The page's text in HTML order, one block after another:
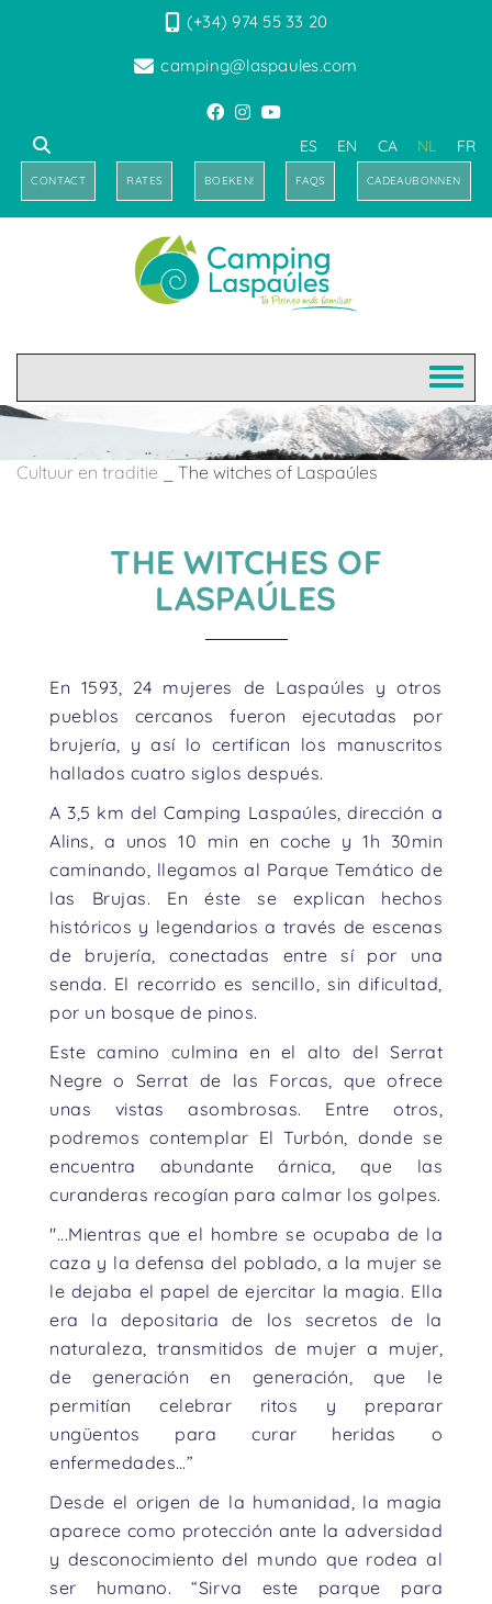
(+34) 974 55 33 20
camping@laspaules.com
ES EN CA NL FR
CONTACT RATES BOEKEN! FAQS CADEAUBONNEN
Cultuur en traditie The witches of Laspaúles
THE WITCHES OF
LASPAÚLES
En 1593, 24 mujeres de Laspaúles y otros
pueblos cercanos fueron ejecutadas por
brujería, y así lo certifican los manuscritos
hallados cuatro siglos después.
A 3,5 km del Camping Laspaúles, dirección a
Alins, a unos 10 min en coche y 1h 30min
caminando, llegamos al Parque Temático de
las Brujas. En éste se explican hechos
históricos y legendarios a través de escenas
de brujería, conectadas entre sí por una
senda. El recorrido es sencillo, sin dificultad,
por un bosque de pinos.
Este camino culmina en el alto del Serrat
Negre o Serrat de las Forcas, que ofrece
unas vistas asombrosas. Entre otros,
podremos contemplar El Turbón, donde se
encuentra abundante árnica, que las
curanderas recogían para calmar los golpes.
"...Mientras que el hombre se ocupaba de la
caza y la defensa del poblado, a la mujer se
le dejaba el papel de ejercitar la magia. Ella
era la depositaria de los secretos de la
naturaleza, transmitidos de mujer a mujer,
de generación en generación, que le
permitían celebrar ritos y preparar
ungüentos para curar heridas o
enfermedades…”
Desde el origen de la humanidad, la magia
aparece como protección ante la adversidad
y desconocimiento del mundo que rodea al
ser humano. “Sirva este parque para